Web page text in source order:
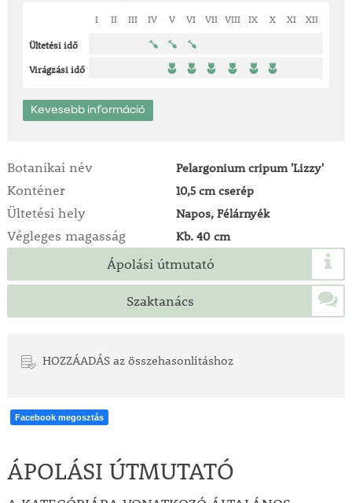
I II III IV V VI VII VIII IX X XI XII
Ültetési idő
Virágzási idő
Kevesebb információ
Botanikai név Pelargonium cripum 'Lizzy'
Konténer 10,5 cm cserép
Ültetési hely Napos, Félárnyék
Végleges magasság Kb. 40 cm
Ápolási útmutató
Szaktanács
HOZZÁADÁS az összehasonlításhoz
Facebook megosztás
ÁPOLÁSI ÚTMUTATÓ